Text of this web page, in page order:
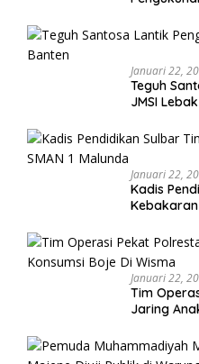
Januari 22,
Teguh
JMSI
Januari 22,
Kadis
Kebakaran
Januari 22,
Tim
Jaring